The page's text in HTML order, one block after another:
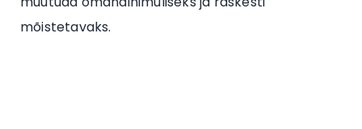
mõistetavaks.